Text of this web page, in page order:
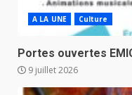
A LA UNE Culture
Portes ouvertes
9 juillet 2026